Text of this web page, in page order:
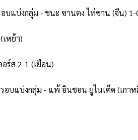
แบ่งกลุ่ม - ชนะ ซานตง ไท่ซาน (จีน) 1-
เหย้า)
ร์ส 2-1 (เยือน)
บแบ่งกลุ่ม - แพ้ อินชอน ยูไนเต็ด (เกาห